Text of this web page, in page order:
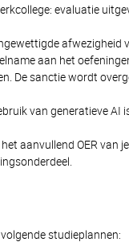
evaluatie
afwezigheid
aan het
De sanctie wordt
van generatieve AI
het aanvullend OER van
studieplannen: